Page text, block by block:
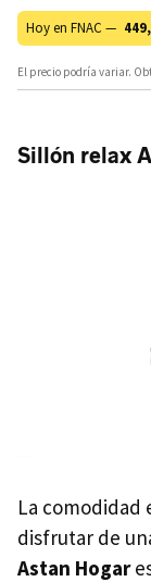
Hoy en FNAC —
El precio podría variar.
Sillón relax
La comodidad
disfrutar de
Astan Hogar